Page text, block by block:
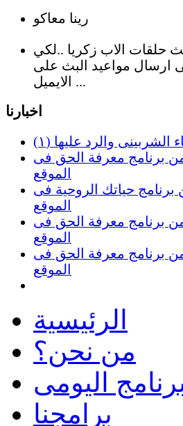
رينا معاكو
حلقات الاب زكريا ..لكي
ارسال مواعيد البث على
الايميل ...
اخبارنا
الشربينى والرد عليها
25 فبراير من برنامج معرفة الحق فى
الموقع
23 فبراير من برنامج حياتك الروحية فى
الموقع
11 فبراير من برنامج معرفة الحق فى
الموقع
28 يناير من برنامج معرفة الحق فى
الموقع
الرئيسية
من نحن؟
اليومى
برامجنا